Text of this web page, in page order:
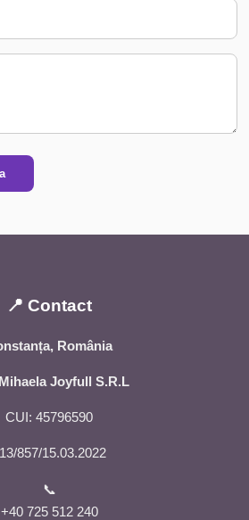
📍 Contact
România
Joyfull S.R.L
CUI: 45796590
857/15.03.2022
📞
+40 725 512 240